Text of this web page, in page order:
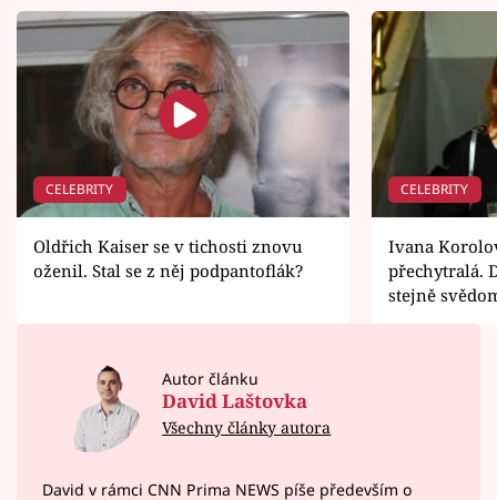
CELEBRITY
Oldřich Kaiser se v tichosti znovu
oženil. Stal se z něj podpantoflák?
CELEBRITY
Ivana
přechytralá.
stejně
Autor článku
David Laštovka
Všechny články autora
David v rámci CNN Prima NEWS píše především o